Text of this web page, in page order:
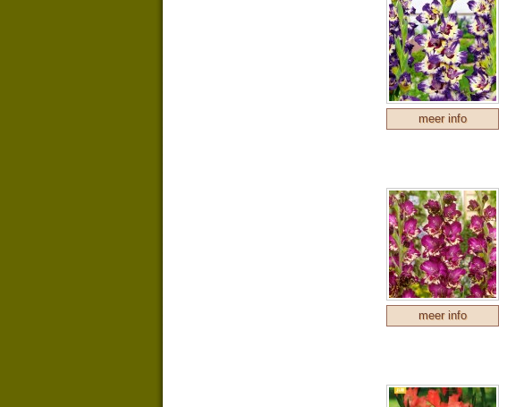
meer info
meer info